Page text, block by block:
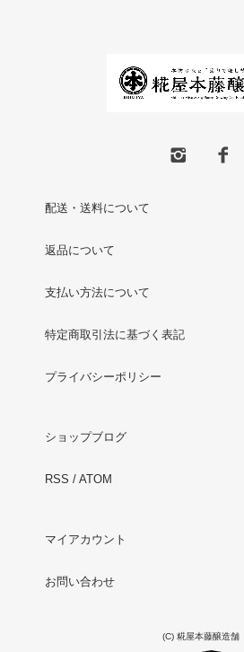
配送・送料について
返品について
支払い方法について
特定商取引法に基づく表記
プライバシーポリシー
ショップブログ
RSS / ATOM
マイアカウント
お問い合わせ
(C) 糀屋本藤醸造舗